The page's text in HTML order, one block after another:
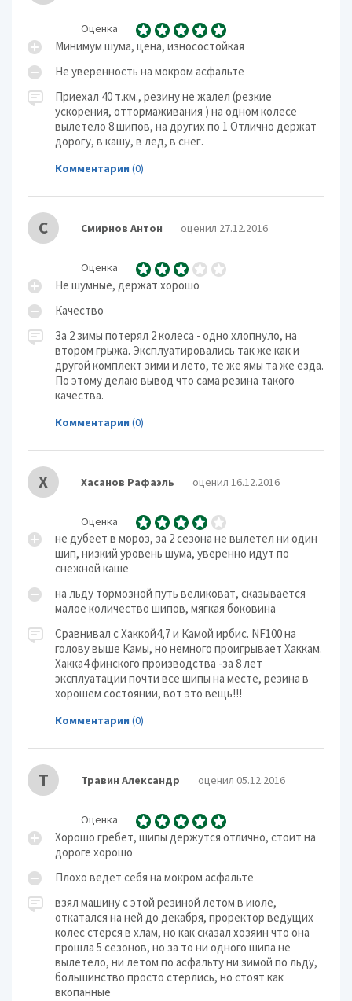
Оценка
Минимум шума, цена, износостойкая
Не уверенность на мокром асфальте
Приехал 40 т.км., резину не жалел (резкие
ускорения, оттормаживания ) на одном колесе
вылетело 8 шипов, на других по 1 Отлично держат
дорогу, в кашу, в лед, в снег.
Комментарии (0)
С Смирнов Антон оценил 27.12.2016
Оценка
Не шумные, держат хорошо
Качество
За 2 зимы потерял 2 колеса - одно хлопнуло, на
втором грыжа. Эксплуатировались так же как и
другой комплект зими и лето, те же ямы та же езда.
По этому делаю вывод что сама резина такого
качества.
Комментарии (0)
Х Хасанов Рафаэль оценил 16.12.2016
Оценка
не дубеет в мороз, за 2 сезона не вылетел ни один
шип, низкий уровень шума, уверенно идут по
снежной каше
на льду тормозной путь великоват, сказывается
малое количество шипов, мягкая боковина
Сравнивал с Хаккой4,7 и Камой ирбис. NF100 на
голову выше Камы, но немного проигрывает Хаккам.
Хакка4 финского производства -за 8 лет
эксплуатации почти все шипы на месте, резина в
хорошем состоянии, вот это вещь!!!
Комментарии (0)
Т Травин Александр оценил 05.12.2016
Оценка
Хорошо гребет, шипы держутся отлично, стоит на
дороге хорошо
Плохо ведет себя на мокром асфальте
взял машину с этой резиной летом в июле,
откатался на ней до декабря, проректор ведущих
колес стерся в хлам, но как сказал хозяин что она
прошла 5 сезонов, но за то ни одного шипа не
вылетело, ни летом по асфальту ни зимой по льду,
большинство просто стерлись, но стоят как
вкопанные